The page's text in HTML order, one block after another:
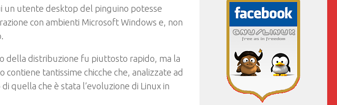
un utente desktop del pinguino potesse
con ambienti Microsoft Windows e, non
della distribuzione fu piuttosto rapido, ma la
contiene tantissime chicche che, analizzate ad
quella che è stata l’evoluzione di Linux in